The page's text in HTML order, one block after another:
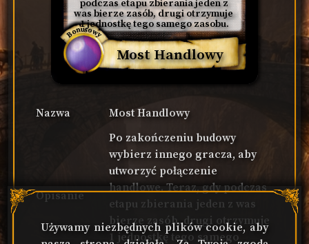
Most Handlowy
podczas etapu zbierania jeden z
was bierze zasób, drugi otrzymuje
1 jednostkę tego samego zasobu.
Bonusowy
Nazwa Most Handlowy
Opisanie
Po zakończeniu budowy
wybierz innego gracza, aby
utworzyć połączenie
handlowe. Teraz, gdy podczas
etapu zbierania jeden z was
bierze zasób, drugi otrzymuje
1 jednostkę tego samego
Używamy niezbędnych plików cookie, aby